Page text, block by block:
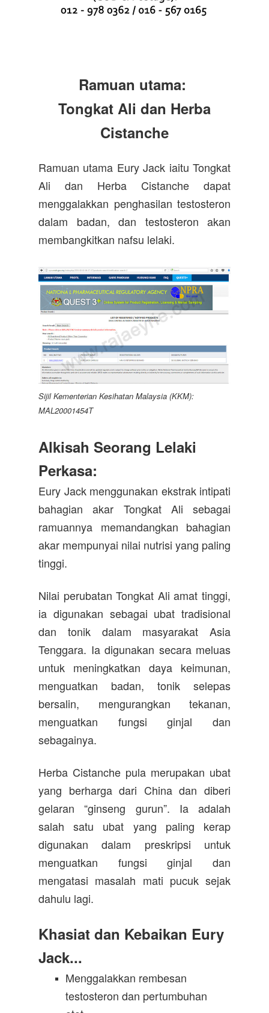
Ramuan utama:
Tongkat Ali dan Herba
Cistanche
Ramuan utama Eury Jack iaitu Tongkat
Ali dan Herba Cistanche dapat
menggalakkan penghasilan testosteron
dalam badan, dan testosteron akan
membangkitkan nafsu lelaki.
Sijil Kementerian Kesihatan Malaysia (KKM):
MAL20001454T
Alkisah Seorang Lelaki
Perkasa:
Eury Jack menggunakan ekstrak intipati
bahagian akar Tongkat Ali sebagai
ramuannya memandangkan bahagian
akar mempunyai nilai nutrisi yang paling
tinggi.
Nilai perubatan Tongkat Ali amat tinggi,
ia digunakan sebagai ubat tradisional
dan tonik dalam masyarakat Asia
Tenggara. Ia digunakan secara meluas
untuk meningkatkan daya keimunan,
menguatkan badan, tonik selepas
bersalin, mengurangkan tekanan,
menguatkan fungsi ginjal dan
sebagainya.
Herba Cistanche pula merupakan ubat
yang berharga dari China dan diberi
gelaran “ginseng gurun”. Ia adalah
salah satu ubat yang paling kerap
digunakan dalam preskripsi untuk
menguatkan fungsi ginjal dan
mengatasi masalah mati pucuk sejak
dahulu lagi.
Khasiat dan Kebaikan Eury
Jack...
Menggalakkan rembesan
testosteron dan pertumbuhan